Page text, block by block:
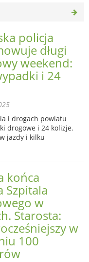
policja
długi
weekend:
i 24
i drogach powiatu
drogowe i 24 kolizje.
jazdy i kilku
końca
Szpitala
w
Starosta:
w
100